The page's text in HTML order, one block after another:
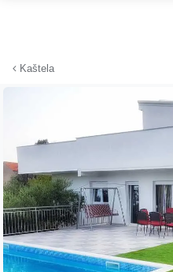
Kaštela